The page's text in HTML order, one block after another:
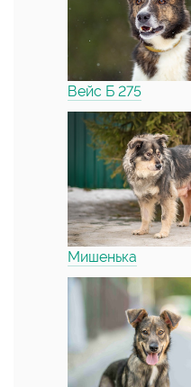
Вейс Б 275
Мишенька